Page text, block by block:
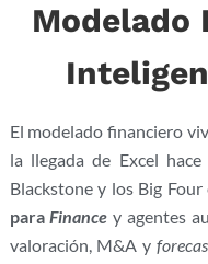
Modelado
El modelado financiero
la llegada de Excel
Blackstone y los Big
paraFinance y agentes
valoración, M&A y